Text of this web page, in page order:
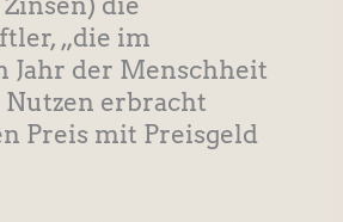
„die im
Jahr der Menschheit
erbracht
Preis mit Preisgeld